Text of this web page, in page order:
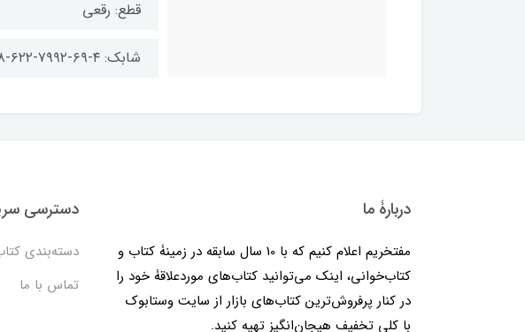
قطع: رقعی
شابک: ۴-۶۹-۷۹۹۲-۶۲۲-۹۷۸
دربارۀ ما
مفتخریم اعلام کنیم که با 10 سال سابقه در زمینۀ کتاب و
کتاب‌خوانی، اینک می‌توانید کتاب‌های موردعلاقۀ خود را
در کنار پرفروش‌ترین کتاب‌های بازار از سایت وستابوک
با کلی تخفیف هیجان‌انگیز تهیه کنید.
دسترسی
دسته‌بندی
تماس با ما